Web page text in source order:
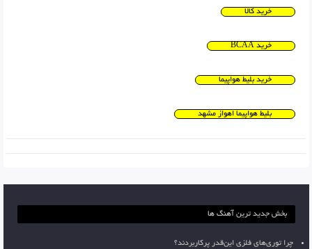
خرید کالا
خرید BCAA
خرید بلیط هواپیما
بلیط هواپیما اهواز مشهد
بخش جدید ترین آهنگ ها
چرا توری‌های فلزی این‌قدر پرکاربردند؟